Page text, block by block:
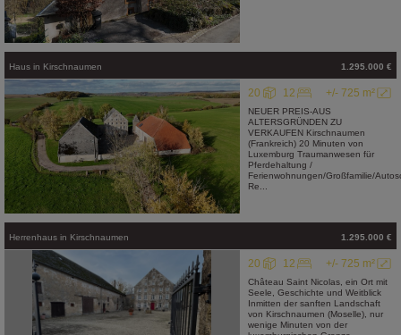
Haus in Kirschnaumen 1.295.000 €
+/- 725 m²
20 12
NEUER PREIS-AUS
ALTERSGRÜNDEN ZU
VERKAUFEN Kirschnaumen
(Frankreich) 20 Minuten von
Luxemburg Traumanwesen für
Pferdehaltung /
Ferienwohnungen/Großfamilie/
Re...
Herrenhaus in Kirschnaumen 1.295.000 €
+/- 725 m²
20 12
Château Saint Nicolas, ein Ort mit
Seele, Geschichte und Weitblick
Inmitten der sanften Landschaft
von Kirschnaumen (Moselle), nur
wenige Minuten von der